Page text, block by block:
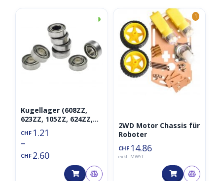
◑
Kugellager (608ZZ,
623ZZ, 105ZZ, 624ZZ,
625ZZ, 685ZZ, F623ZZ,
604ZZ), Ball Bearing,
Wälzlager,
Rillenkugellager
CHF 1.21
–
CHF 2.60
1
2WD Motor Chassis für
Roboter
CHF 14.86
exkl. MWST